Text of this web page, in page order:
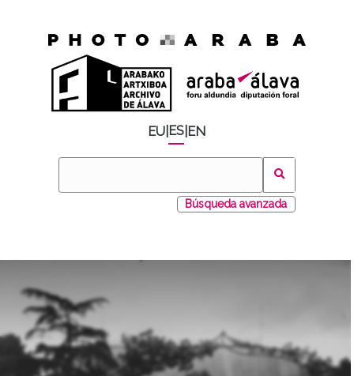
EU ES EN
Búsqueda avanzada